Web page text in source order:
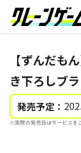
【ずんだも
き下ろしブ
発売予定：
※実際の発売日はサービスを